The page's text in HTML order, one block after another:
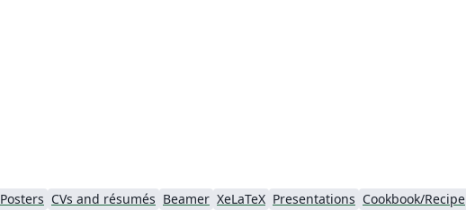
Posters CVs and résumés Beamer XeLaTeX Presentations Cookbook/Recipe